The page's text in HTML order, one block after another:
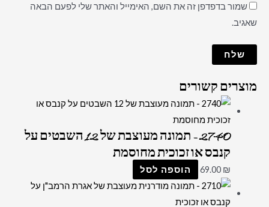
שמור בדפדפן זה את השם, האימייל והאתר שלי לפעם הבאה
שאגיב.
מוצרים קשורים
2740 – תמונה מעוצבת של 12 השבטים על
קנבס או זכוכית מחוסמת
69.00 ₪ הוספה לסל